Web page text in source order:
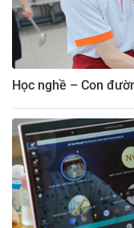
Học nghề – Con